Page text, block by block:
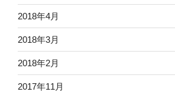
2018年4月
2018年3月
2018年2月
2017年11月